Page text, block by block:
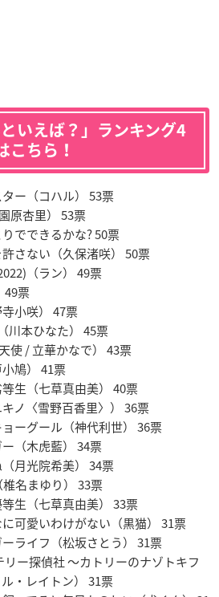
といえば？」ランキング4
こちら！
ー（コハル） 53票
原杏里） 53票
でできるかな? 50票
さない（久保渚咲） 50票
（ラン） 49票
49票
小咲） 47票
川本ひなた） 45票
使 / 立華かなで） 43票
鳩） 41票
生（七草真由美） 40票
ノ〈雪野百香里〉） 36票
ーグール（神代利世） 36票
（木虎藍） 34票
月光院希美） 34票
椎名まゆり） 33票
生（七草真由美） 33票
可愛いわけがない（黒猫） 31票
ライフ（松坂さとう） 31票
ー探偵社 〜カトリーのナゾトキフ
・レイトン） 31票